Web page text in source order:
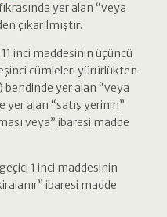
yer alan “veya
çıkarılmıştır.
inci maddesinin üçüncü
cümleleri yürürlükten
bendinde yer alan “veya
yer alan “satış yerinin”
veya” ibaresi madde
1 inci maddesinin
ibaresi madde